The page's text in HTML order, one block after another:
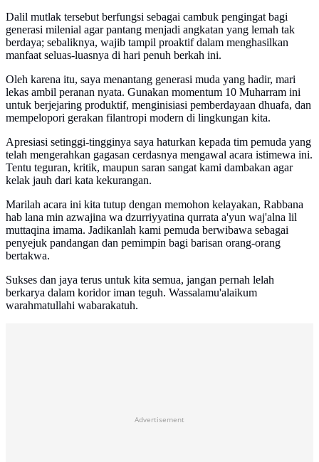
Dalil mutlak tersebut berfungsi sebagai cambuk pengingat bagi
generasi milenial agar pantang menjadi angkatan yang lemah tak
berdaya; sebaliknya, wajib tampil proaktif dalam menghasilkan
manfaat seluas-luasnya di hari penuh berkah ini.
Oleh karena itu, saya menantang generasi muda yang hadir, mari
lekas ambil peranan nyata. Gunakan momentum 10 Muharram ini
untuk berjejaring produktif, menginisiasi pemberdayaan dhuafa, dan
mempelopori gerakan filantropi modern di lingkungan kita.
Apresiasi setinggi-tingginya saya haturkan kepada tim pemuda yang
telah mengerahkan gagasan cerdasnya mengawal acara istimewa ini.
Tentu teguran, kritik, maupun saran sangat kami dambakan agar
kelak jauh dari kata kekurangan.
Marilah acara ini kita tutup dengan memohon kelayakan, Rabbana
hab lana min azwajina wa dzurriyyatina qurrata a'yun waj'alna lil
muttaqina imama. Jadikanlah kami pemuda berwibawa sebagai
penyejuk pandangan dan pemimpin bagi barisan orang-orang
bertakwa.
Sukses dan jaya terus untuk kita semua, jangan pernah lelah
berkarya dalam koridor iman teguh. Wassalamu'alaikum
warahmatullahi wabarakatuh.
Advertisement